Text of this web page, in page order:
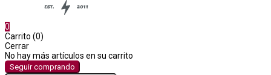
0
Carrito (0)
Cerrar
No hay más artículos en su carrito
Seguir comprando